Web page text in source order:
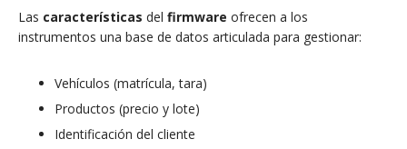
Las características del firmware ofrecen a los
instrumentos una base de datos articulada para gestionar:
Vehículos (matrícula, tara)
Productos (precio y lote)
Identificación del cliente